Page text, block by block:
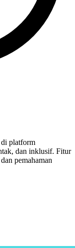
di platform
dan inklusif. Fitur
pemahaman